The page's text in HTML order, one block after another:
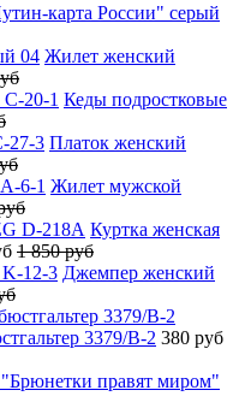
карта России" серый
Жилет женский
Кеды подростковые
Платок женский
Жилет мужской
Куртка женская
1 850 руб
Джемпер женский
3379/B-2 380 руб